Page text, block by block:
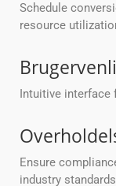
Schedule
resource
Intuitive interface
Ensure
industry